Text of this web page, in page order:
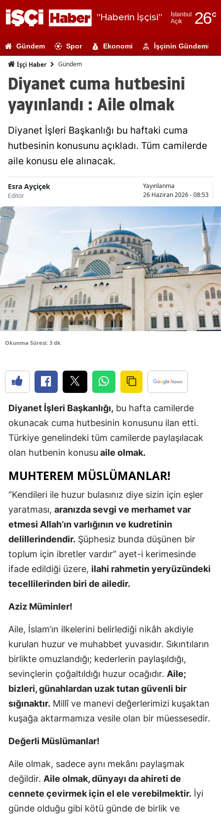
"Haberin İşçisi"
İstanbul
Açık
26°
Adıyaman
Ağrı
Ankara
Antalya
Aydın
Balıkesir
Bilecik
Bingöl
Bitlis
Bolu
Burdur
Bursa
Çankırı
Çorum
Denizli
Diyarbakır
Erzincan
Erzurum
Eskişehir
Gaziantep
Isparta
Mersin
İstanbul
İzmir
Kastamonu
Kırklareli
Gündem Spor Ekonomi İşçinin Gündemi
İşçi Haber Gündem
Diyanet cuma hutbesini
yayınlandı : Aile olmak
Diyanet İşleri Başkanlığı bu haftaki cuma
hutbesinin konusunu açıkladı. Tüm camilerde
aile konusu ele alınacak.
Esra Ayçiçek
Editör
Yayınlanma
26 Haziran 2026 - 08:53
Okunma Süresi: 3 dk
Diyanet İşleri Başkanlığı, bu hafta camilerde
okunacak cuma hutbesinin konusunu ilan etti.
Türkiye genelindeki tüm camilerde paylaşılacak
olan hutbenin konusu aile olmak.
MUHTEREM MÜSLÜMANLAR!
“Kendileri ile huzur bulasınız diye sizin için eşler
yaratması, aranızda sevgi ve merhamet var
etmesi Allah’ın varlığının ve kudretinin
delillerindendir. Şüphesiz bunda düşünen bir
toplum için ibretler vardır” ayet-i kerimesinde
ifade edildiği üzere, ilahi rahmetin yeryüzündeki
tecellilerinden biri de ailedir.
Aziz Müminler!
Aile, İslam’ın ilkelerini belirlediği nikâh akdiyle
kurulan huzur ve muhabbet yuvasıdır. Sıkıntıların
birlikte omuzlandığı; kederlerin paylaşıldığı,
sevinçlerin çoğaltıldığı huzur ocağıdır. Aile;
bizleri, günahlardan uzak tutan güvenli bir
sığınaktır. Millî ve manevi değerlerimizi kuşaktan
kuşağa aktarmamıza vesile olan bir müessesedir.
Değerli Müslümanlar!
Aile olmak, sadece aynı mekânı paylaşmak
değildir. Aile olmak, dünyayı da ahireti de
cennete çevirmek için el ele verebilmektir. İyi
günde olduğu gibi kötü günde de birlik ve